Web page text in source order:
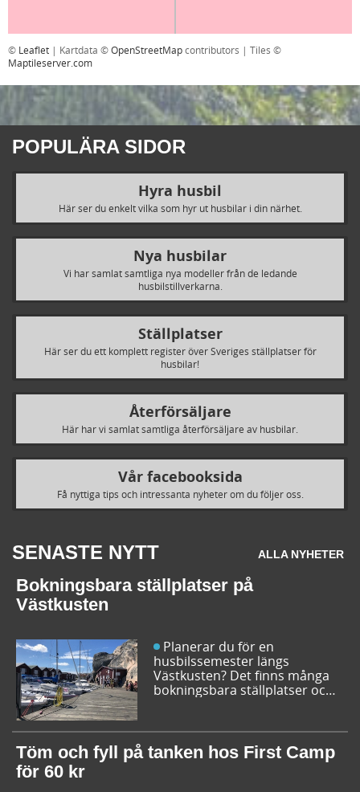
© Leaflet | Kartdata ©OpenStreetMapcontributors | Tiles ©
Maptileserver.com
POPULÄRA SIDOR
Hyra husbil
Här ser du enkelt vilka som hyr ut husbilar i din närhet.
Nya husbilar
Vi har samlat samtliga nya modeller från de ledande
husbilstillverkarna.
Ställplatser
Här ser du ett komplett register över Sveriges ställplatser för
husbilar!
Återförsäljare
Här har vi samlat samtliga återförsäljare av husbilar.
Vår facebooksida
Få nyttiga tips och intressanta nyheter om du följer oss.
SENASTE NYTT ALLA NYHETER
Bokningsbara ställplatser på
Västkusten
husbilssemester längs
Västkusten? Det finns många
bokningsbara ställplatser och
campingturen. Vi ger dig några
bra förslag på ställplatser och
husbilsplatser så att du kan
Töm och fyll på tanken hos First Camp
för 60 kr